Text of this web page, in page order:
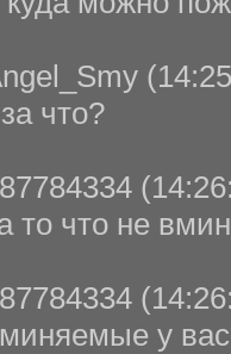
что?
то что не
у